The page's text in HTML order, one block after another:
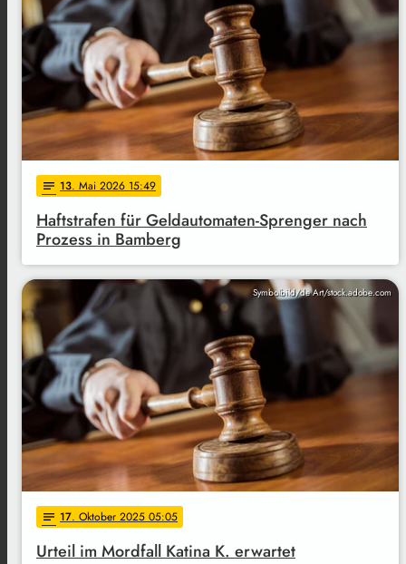
notes 13. Mai 2026 15:49
Haftstrafen für Geldautomaten-Sprenger nach
Prozess in Bamberg
Symbolbild/de Art/stock.adobe.com
notes 17. Oktober 2025 05:05
Urteil im Mordfall Katina K. erwartet